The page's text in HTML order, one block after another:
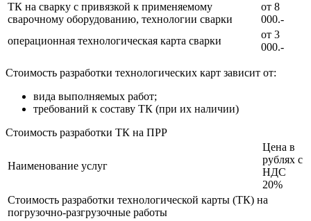
ТК на сварку с привязкой к применяемому
сварочному оборудованию, технологии сварки
от 8
000.-
операционная технологическая карта сварки
от 3
000.-
Стоимость разработки технологических карт зависит от:
вида выполняемых работ;
требований к составу ТК (при их наличии)
Стоимость разработки ТК на ПРР
Наименование услуг
Цена в
рублях с
НДС
20%
Стоимость разработки технологической карты (ТК) на
погрузочно-разгрузочные работы